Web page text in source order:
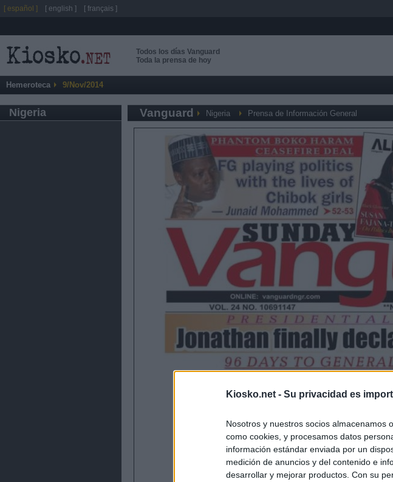
Kiosko.net - Su privacidad es
Nosotros y nuestros socios almacenamos
como cookies, y procesamos datos
información estándar enviada por un
medición de anuncios y del contenido e
desarrollar y mejorar productos. Con su
Todos los días Vanguard
Toda la prensa de hoy
Hemeroteca 9/Nov/2014
Nigeria Vanguard Nigeria Prensa de Información General
[ español ] [ english ] [ français ]